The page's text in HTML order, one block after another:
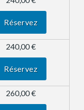
Réservez
240,00 €
Réservez
260,00 €